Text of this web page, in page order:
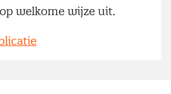
welkome wijze uit.